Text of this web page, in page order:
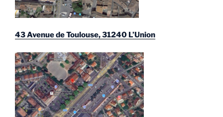
43 Avenue de Toulouse, 31240 L’Union